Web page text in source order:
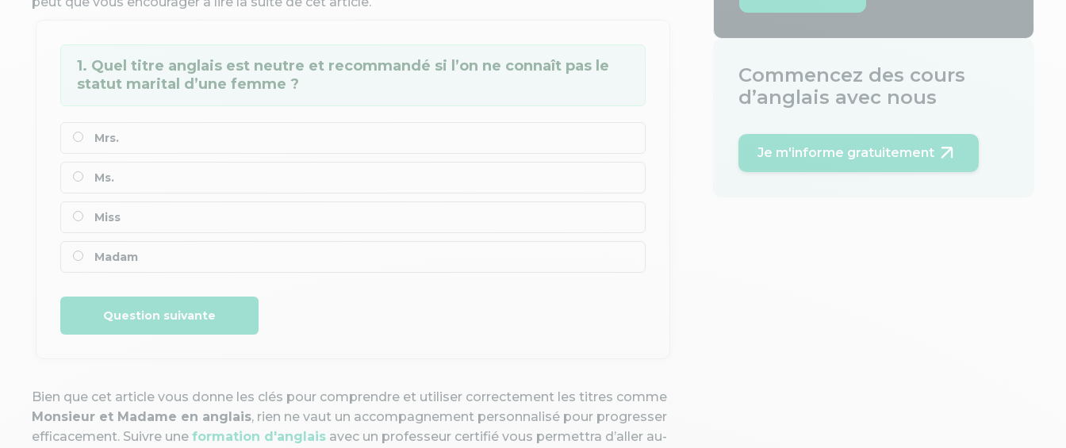
1. Quel titre anglais est neutre et recommandé si l’on ne connaît pas le
statut marital d’une femme ?
Mrs.
Ms.
Miss
Madam
Question suivante
Bien que cet article vous donne les clés pour comprendre et utiliser correctement les titres comme
Monsieur et Madame en anglais, rien ne vaut un accompagnement personnalisé pour progresser
efficacement. Suivre une formation d'anglais avec un professeur certifié vous permettra d’aller au-
Commencez des cours
d’anglais avec nous
Je m'informe gratuitement